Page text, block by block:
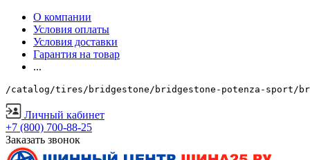
О компании
Условия оплаты
Условия доставки
Гарантия на товар
...
/catalog/tires/bridgestone/bridgestone-potenza-sport/
Личный кабинет
+7 (800) 700-88-25
Заказать звонок